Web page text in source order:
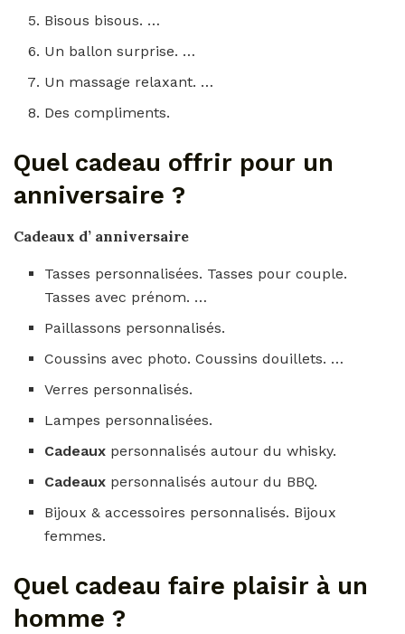
Bisous bisous. …
Un ballon surprise. …
Un massage relaxant. …
Des compliments.
Quel cadeau offrir pour un
anniversaire ?
Cadeaux d’ anniversaire
Tasses personnalisées. Tasses pour couple.
Tasses avec prénom. …
Paillassons personnalisés.
Coussins avec photo. Coussins douillets. …
Verres personnalisés.
Lampes personnalisées.
Cadeaux personnalisés autour du whisky.
Cadeaux personnalisés autour du BBQ.
Bijoux & accessoires personnalisés. Bijoux
femmes.
Quel cadeau faire plaisir à un
homme ?